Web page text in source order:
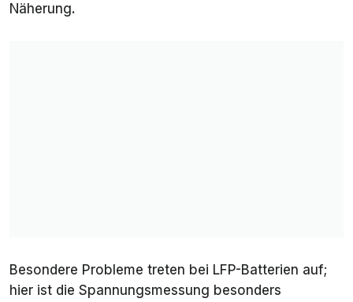
Näherung.
Besondere Probleme treten bei LFP-Batterien auf;
hier ist die Spannungsmessung besonders